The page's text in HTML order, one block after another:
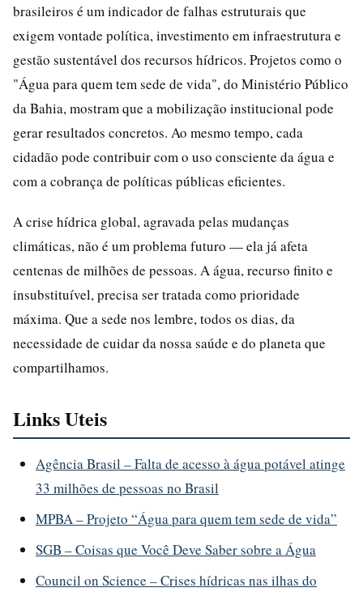
brasileiros é um indicador de falhas estruturais que
exigem vontade política, investimento em infraestrutura e
gestão sustentável dos recursos hídricos. Projetos como o
"Água para quem tem sede de vida", do Ministério Público
da Bahia, mostram que a mobilização institucional pode
gerar resultados concretos. Ao mesmo tempo, cada
cidadão pode contribuir com o uso consciente da água e
com a cobrança de políticas públicas eficientes.
A crise hídrica global, agravada pelas mudanças
climáticas, não é um problema futuro — ela já afeta
centenas de milhões de pessoas. A água, recurso finito e
insubstituível, precisa ser tratada como prioridade
máxima. Que a sede nos lembre, todos os dias, da
necessidade de cuidar da nossa saúde e do planeta que
compartilhamos.
Links Uteis
Agência Brasil – Falta de acesso à água potável atinge
33 milhões de pessoas no Brasil
MPBA – Projeto “Água para quem tem sede de vida”
SGB – Coisas que Você Deve Saber sobre a Água
Council on Science – Crises hídricas nas ilhas do